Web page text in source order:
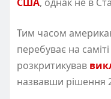
Тим часом
перебуває на
розкритикував
назвавши рішення